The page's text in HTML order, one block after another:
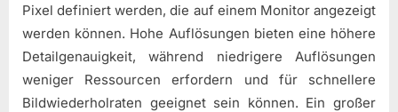
Pixel definiert werden, die auf einem Monitor angezeigt
werden können. Hohe Auflösungen bieten eine höhere
Detailgenauigkeit, während niedrigere Auflösungen
weniger Ressourcen erfordern und für schnellere
Bildwiederholraten geeignet sein können. Ein großer